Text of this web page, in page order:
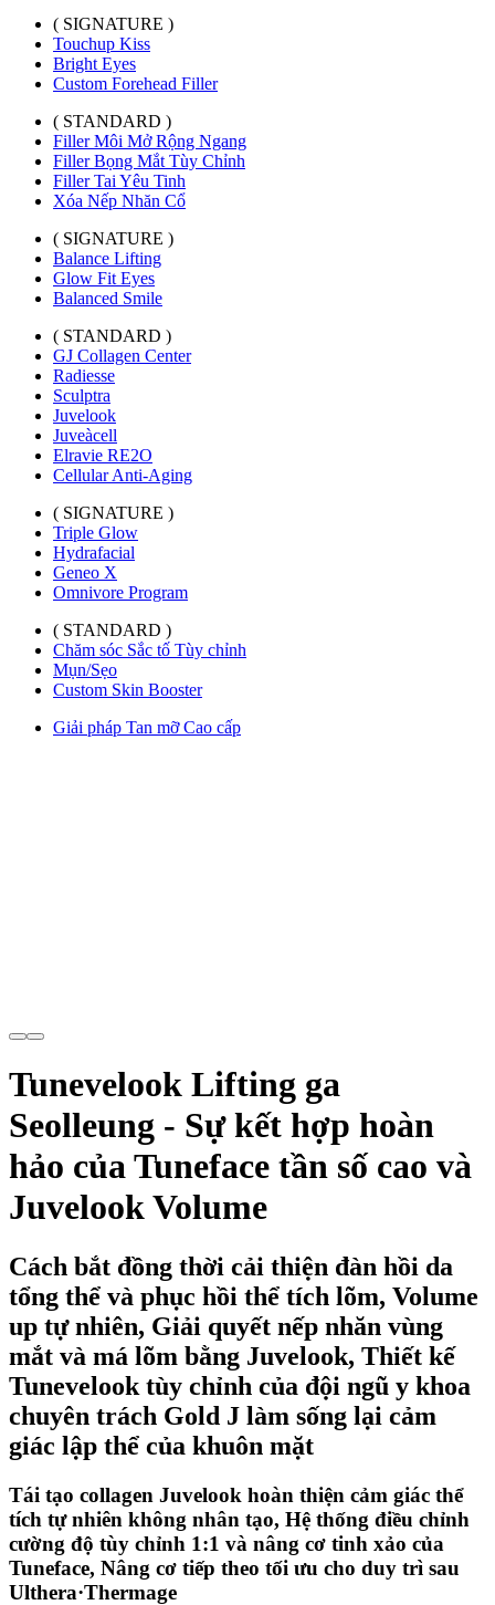
( SIGNATURE )
Touchup Kiss
Bright Eyes
Custom Forehead Filler
( STANDARD )
Filler Môi Mở Rộng Ngang
Filler Bọng Mắt Tùy Chỉnh
Filler Tai Yêu Tinh
Xóa Nếp Nhăn Cổ
( SIGNATURE )
Balance Lifting
Glow Fit Eyes
Balanced Smile
( STANDARD )
GJ Collagen Center
Radiesse
Sculptra
Juvelook
Juveàcell
Elravie RE2O
Cellular Anti-Aging
( SIGNATURE )
Triple Glow
Hydrafacial
Geneo X
Omnivore Program
( STANDARD )
Chăm sóc Sắc tố Tùy chỉnh
Mụn/Sẹo
Custom Skin Booster
Giải pháp Tan mỡ Cao cấp
Tunevelook Lifting ga
Seolleung - Sự kết hợp hoàn
hảo của Tuneface tần số cao và
Juvelook Volume
Cách bắt đồng thời cải thiện đàn hồi da
tổng thể và phục hồi thể tích lõm, Volume
up tự nhiên, Giải quyết nếp nhăn vùng
mắt và má lõm bằng Juvelook, Thiết kế
Tunevelook tùy chỉnh của đội ngũ y khoa
chuyên trách Gold J làm sống lại cảm
giác lập thể của khuôn mặt
Tái tạo collagen Juvelook hoàn thiện cảm giác thể
tích tự nhiên không nhân tạo, Hệ thống điều chỉnh
cường độ tùy chỉnh 1:1 và nâng cơ tinh xảo của
Tuneface, Nâng cơ tiếp theo tối ưu cho duy trì sau
Ulthera·Thermage